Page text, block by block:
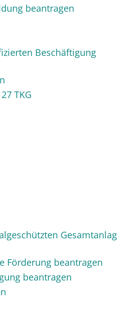
beantragen
Beschäftigung
TKG
Förderung beantragen
beantragen